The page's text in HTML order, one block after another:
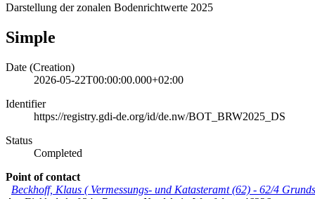
Darstellung der zonalen Bodenrichtwerte 2025
Simple
Date (Creation)
2026-05-22T00:00:00.000+02:00
Identifier
https://registry.gdi-de.org/id/de.nw/BOT_BRW2025_DS
Status
Completed
Point of contact
Beckhoff, Klaus ( Vermessungs- und Katasteramt (62) - 62/4